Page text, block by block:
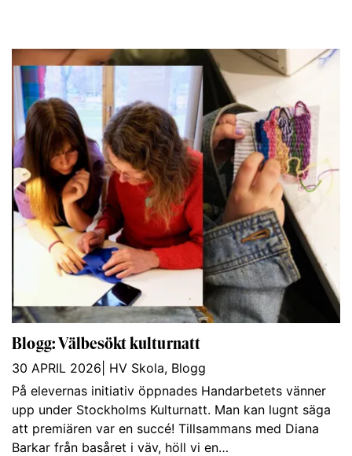
Blogg: Välbesökt kulturnatt
30 APRIL 2026 HV Skola, Blogg
På elevernas initiativ öppnades Handarbetets vänner
upp under Stockholms Kulturnatt. Man kan lugnt säga
att premiären var en succé! Tillsammans med Diana
Barkar från basåret i väv, höll vi en…